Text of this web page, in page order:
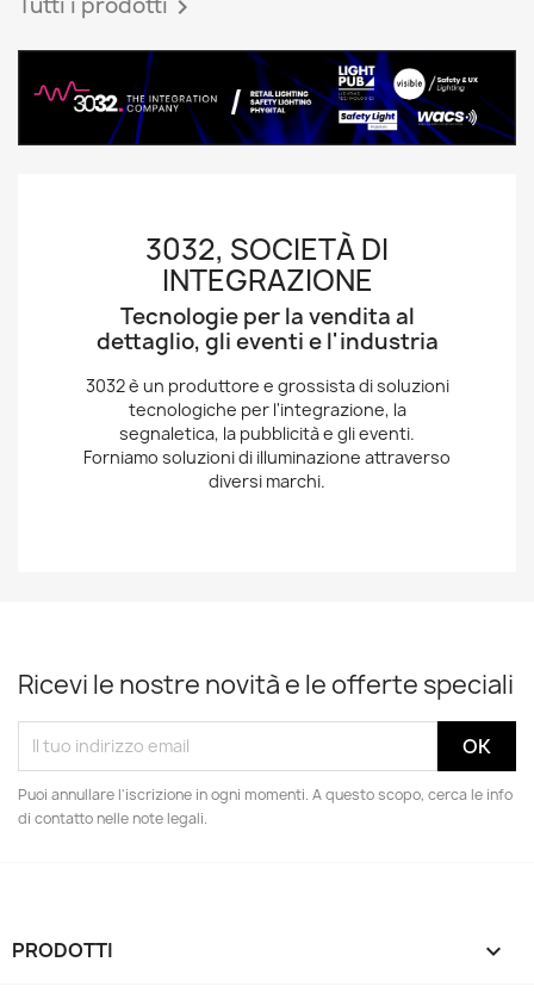

3032, SOCIETÀ DI
INTEGRAZIONE
Tecnologie per la vendita al
dettaglio, gli eventi e l'industria
3032 è un produttore e grossista di soluzioni
tecnologiche per l'integrazione, la
segnaletica, la pubblicità e gli eventi.
Forniamo soluzioni di illuminazione attraverso
diversi marchi.
Ricevi le nostre novità e le offerte speciali
Puoi annullare l'iscrizione in ogni momenti. A questo scopo, cerca le info
di contatto nelle note legali.
PRODOTTI 